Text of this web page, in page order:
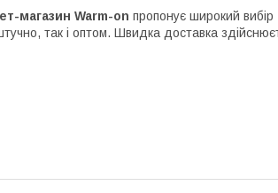
магазин Warm-on пропонує широкий вибір
так і оптом. Швидка доставка